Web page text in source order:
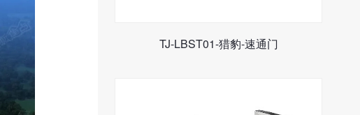
TJ-LBST01-猎豹-速通门